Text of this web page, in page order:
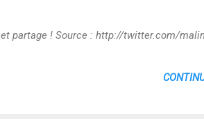
partage ! Source : http://twitter.com/